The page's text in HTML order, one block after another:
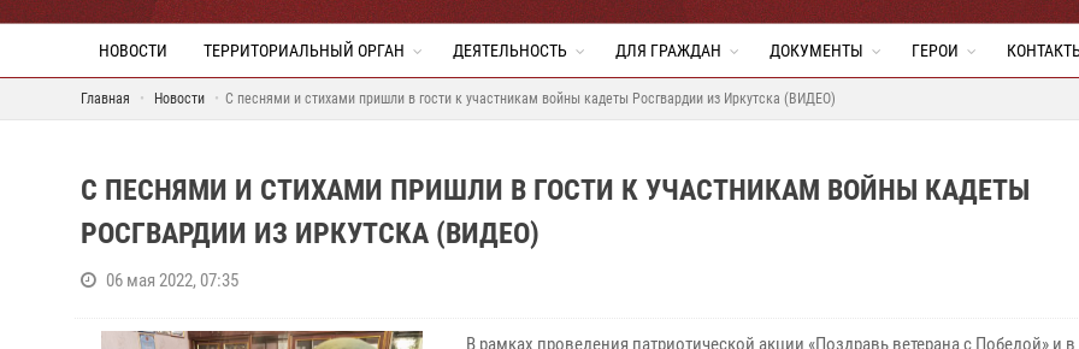
НОВОСТИ ТЕРРИТОРИАЛЬНЫЙ ОРГАН ДЕЯТЕЛЬНОСТЬ ДЛЯ ГРАЖДАН ДОКУМЕНТЫ ГЕРОИ
Главная Новости С песнями и стихами пришли в гости к участникам войны кадеты Росгвардии из Иркутска (ВИДЕО)
С ПЕСНЯМИ И СТИХАМИ ПРИШЛИ В ГОСТИ К УЧАСТНИКАМ ВОЙНЫ КАДЕТЫ
РОСГВАРДИИ ИЗ ИРКУТСКА (ВИДЕО)
06 мая 2022, 07:35
В рамках проведения патриотической акции «Поздравь ветерана с Победой» и в